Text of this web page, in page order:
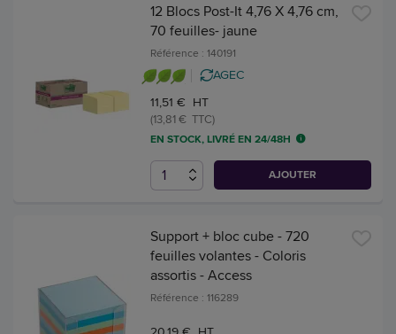
12 Blocs Post-It 4,76 X 4,76 cm,
70 feuilles- jaune
Référence : 140191
AGEC
11,51 € HT
(13,81 € TTC)
EN STOCK, LIVRÉ EN 24/48H
AJOUTER
Support + bloc cube - 720
feuilles volantes - Coloris
assortis - Access
Référence : 116289